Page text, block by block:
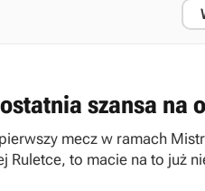
szansa na
mecz w ramach
Ruletce, to macie na to już